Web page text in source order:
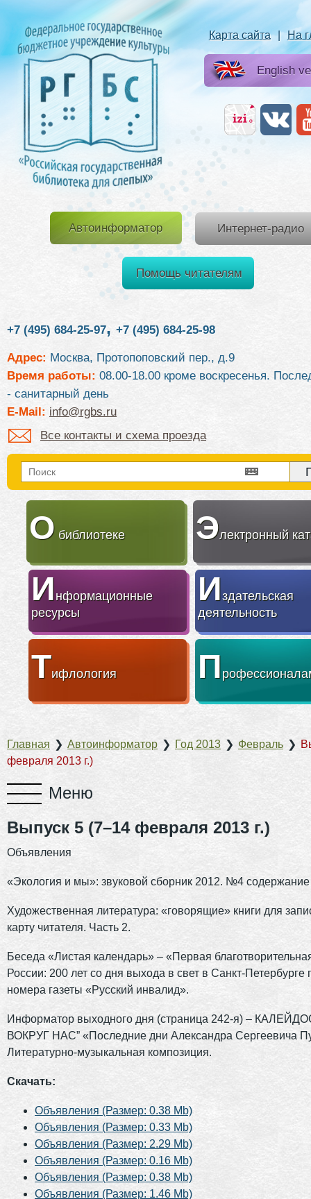
Карта сайта | На
English
Автоинформатор Интернет-радио
Помощь читателям
+7 (495) 684-25-97, +7 (495) 684-25-98
Адрес: Москва, Протопоповский пер., д.9
Время работы: 08.00-18.00 кроме воскресенья.
- санитарный день
E-Mail: info@rgbs.ru
Все контакты и схема проезда
О библиотеке Электронный
Информационные
ресурсы
Издательская
деятельность
Тифлология П
Главная ❯ Автоинформатор ❯ Год 2013 ❯ Февраль ❯
февраля 2013 г.)
Выпуск 5 (7–14 февраля 2013 г.)
Объявления
«Экология и мы»: звуковой сборник 2012. №4 содержание
Художественная литература: «говорящие» книги для
карту читателя. Часть 2.
Беседа «Листая календарь» – «Первая
России: 200 лет со дня выхода в свет в Санкт-Петербурге
номера газеты «Русский инвалид».
Информатор выходного дня (страница 242-я) –
ВОКРУГ НАС” «Последние дни Александра Сергеевича
Литературно-музыкальная композиция.
Скачать:
Объявления (Размер: 0.38 Mb)
Объявления (Размер: 0.33 Mb)
Объявления (Размер: 2.29 Mb)
Объявления (Размер: 0.16 Mb)
Объявления (Размер: 0.38 Mb)
Объявления (Размер: 1.46 Mb)